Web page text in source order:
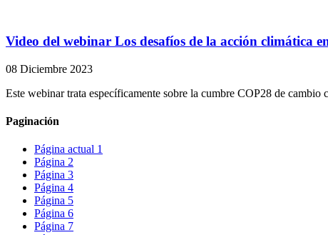
Video del webinar Los desafíos de la acción climática
08 Diciembre 2023
Este webinar trata específicamente sobre la cumbre COP28 de cambio
Paginación
Página actual 1
Página 2
Página 3
Página 4
Página 5
Página 6
Página 7